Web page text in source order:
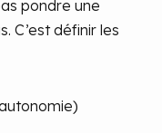
pondre une
C’est définir les